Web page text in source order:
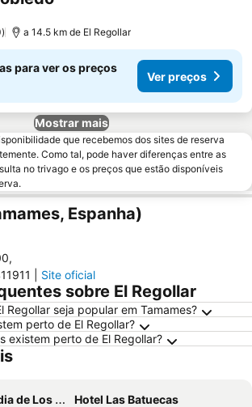
a 14.5 km de El Regollar
para ver os preços
Ver preços
Mostrar mais
que recebemos dos sites de reserva
Como tal, pode haver diferenças entre as
no trivago e os preços que estão disponíveis
Espanha)
,
Site oficial
sobre El Regollar
Regollar seja popular em Tamames?
perto de El Regollar?
existem perto de El Regollar?
Templarios
Hotel Las Batuecas